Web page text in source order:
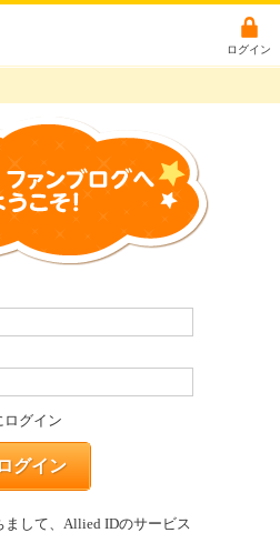
ログイン
ログイン
ログイン
まして、Allied IDのサービス